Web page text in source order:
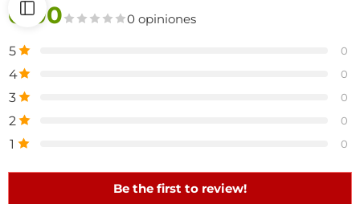
0.00 0 opiniones
5 0
4 0
3 0
2 0
1 0
Be the first to review!